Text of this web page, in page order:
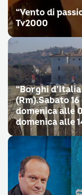
“Vento di
Tv2000
“Borghi
(Rm).Sabato
domenica alle
domenica alle